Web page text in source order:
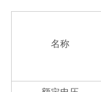
名称